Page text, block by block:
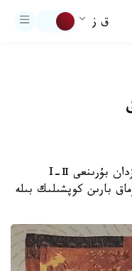
ق ز
استانا. قازاقپارات - ءبىزدىڭ زامانىمىزدان بۇرىنعى I-Ⅱ
بارىن كوپشىلىك بىلە